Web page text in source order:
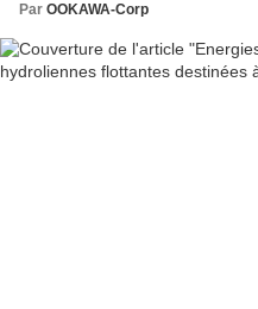
Par OOKAWA-Corp